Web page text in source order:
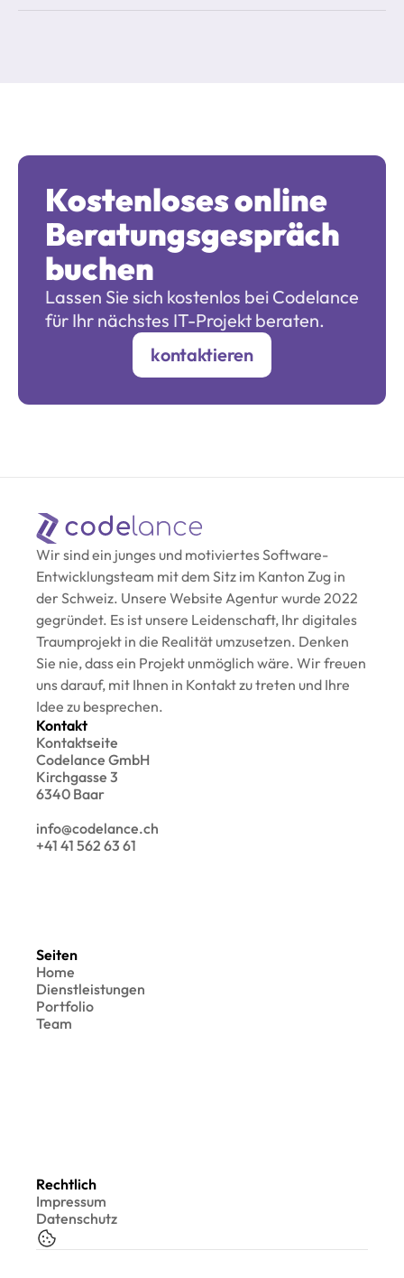
Kostenloses online
Beratungsgespräch
buchen
Lassen Sie sich kostenlos bei Codelance
für Ihr nächstes IT-Projekt beraten.
kontaktieren
Wir sind ein junges und motiviertes Software-
Entwicklungsteam mit dem Sitz im Kanton Zug in
der Schweiz. Unsere Website Agentur wurde 2022
gegründet. Es ist unsere Leidenschaft, Ihr digitales
Traumprojekt in die Realität umzusetzen. Denken
Sie nie, dass ein Projekt unmöglich wäre. Wir freuen
uns darauf, mit Ihnen in Kontakt zu treten und Ihre
Idee zu besprechen.
Kontakt
Kontaktseite
Codelance GmbH
Kirchgasse 3
6340 Baar
info@codelance.ch
+41 41 562 63 61
Seiten
Home
Dienstleistungen
Portfolio
Team
Rechtlich
Impressum
Datenschutz